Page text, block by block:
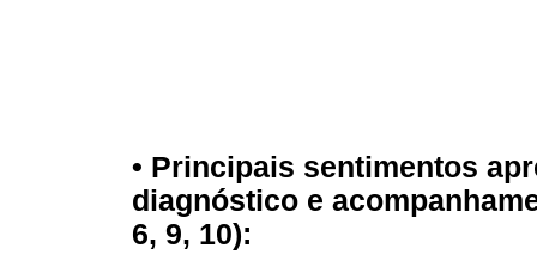
• Principais sentimentos
diagnóstico e
6, 9, 10):